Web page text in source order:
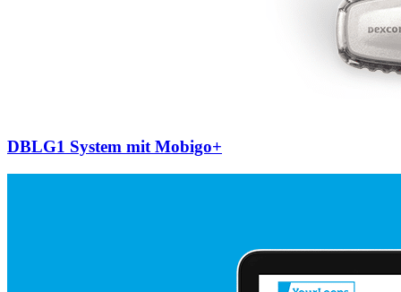
DBLG1 System mit Mobigo+